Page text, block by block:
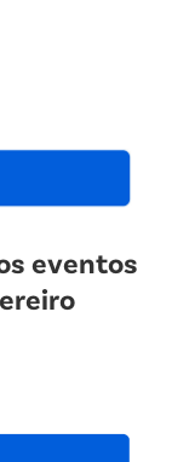
eventos